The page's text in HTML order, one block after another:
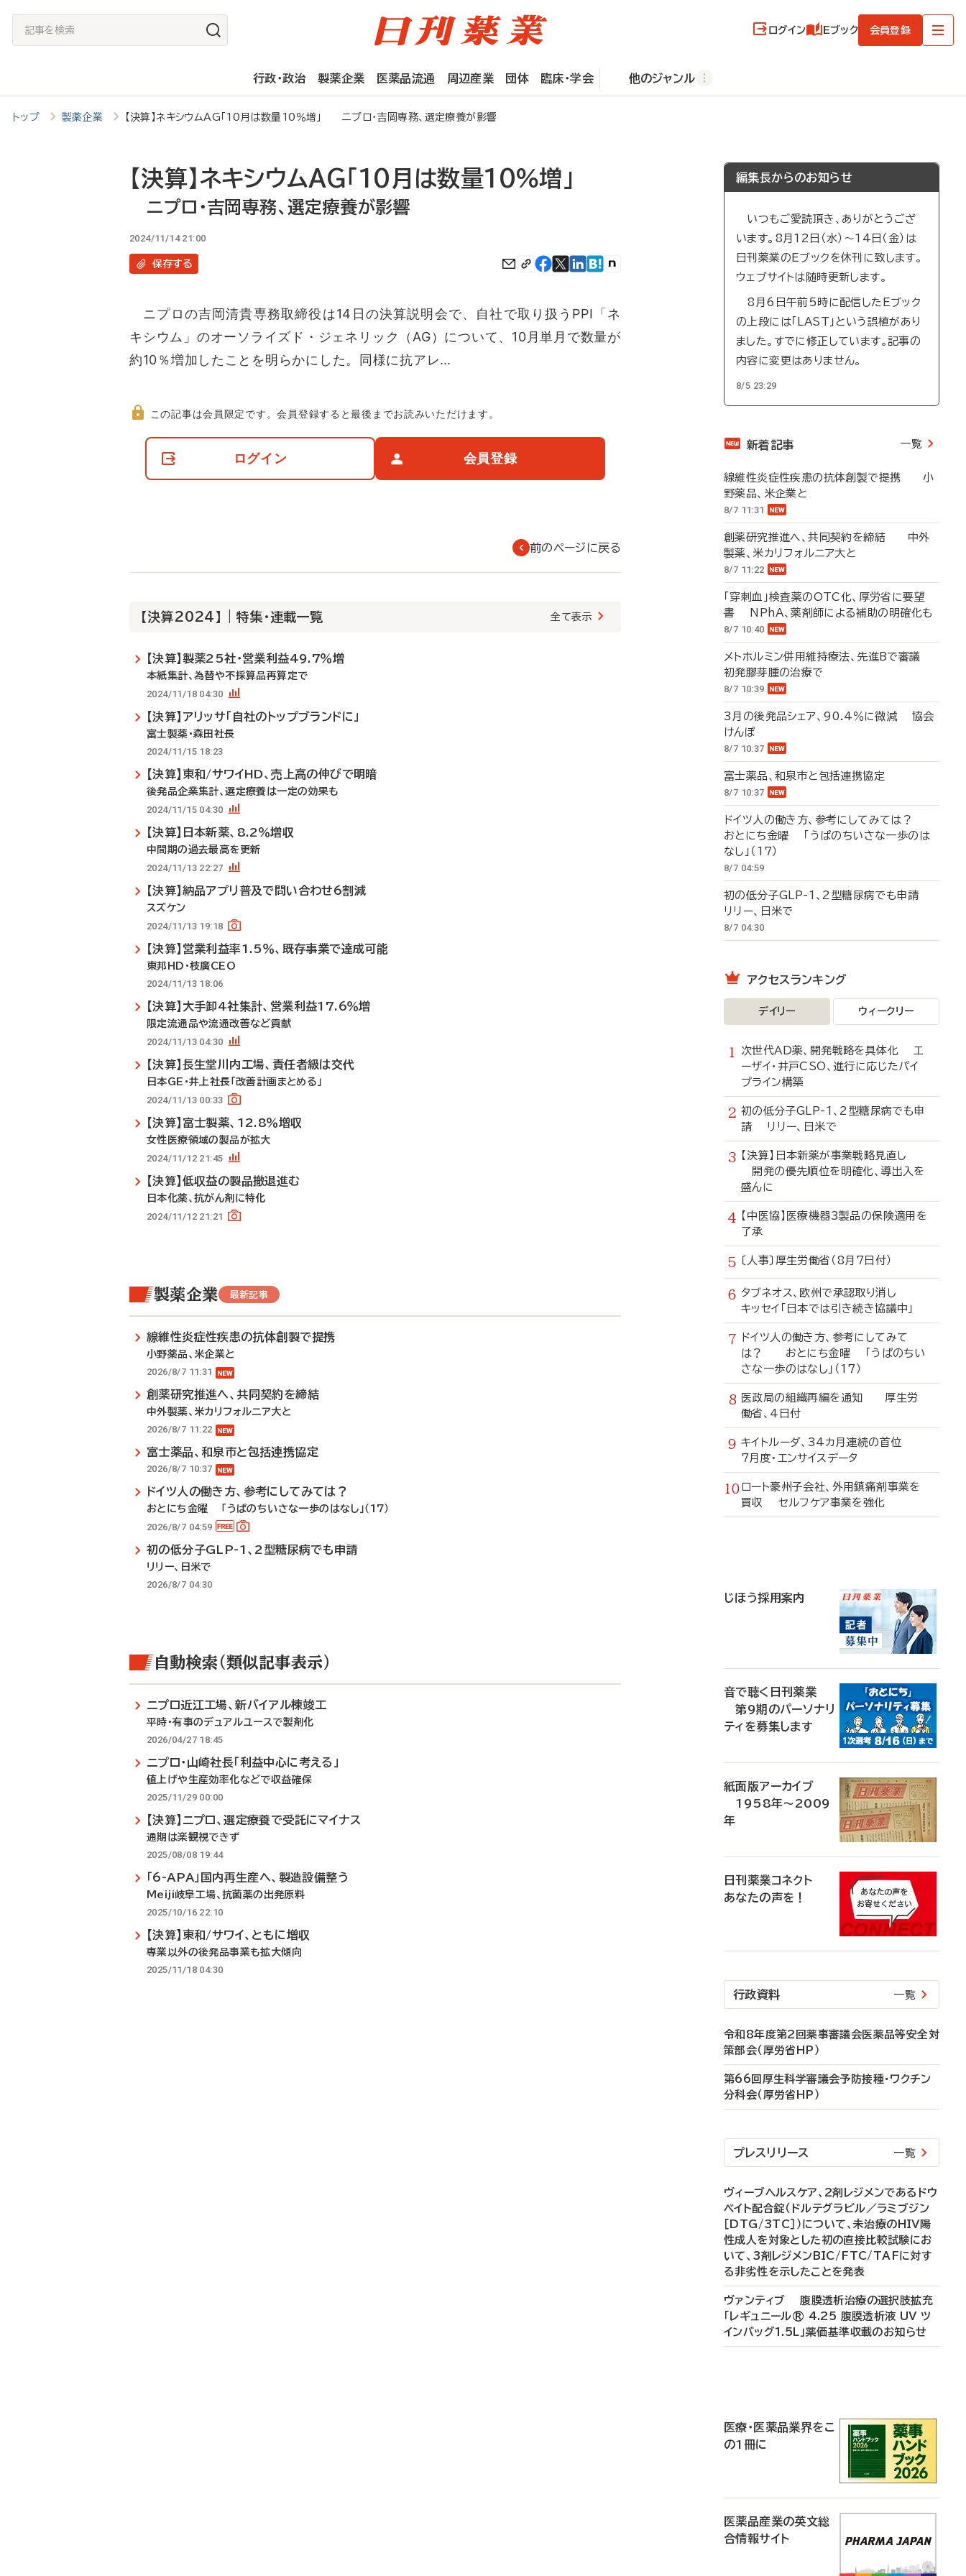
記
事
検
索
ログイン Eブック 会員登録
行政・政治 製薬企業 医薬品流通 周辺産業 団体 臨床・学会 他のジャンル
トップ 製薬企業 【決算】ネキシウムAG「10月は数量10％増」 ニプロ・吉岡専務、選定療養が影響
【決算】ネキシウムAG「10月は数量10％増」
ニプロ・吉岡専務、選定療養が影響
2024/11/14 21:00
保存する
ニプロの吉岡清貴専務取締役は14日の決算説明会で、自社で取り扱うPPI「ネ
キシウム」のオーソライズド・ジェネリック（AG）について、10月単月で数量が
約10％増加したことを明らかにした。同様に抗アレ…
て
この記事は会員限定です。会員登録すると最後までお読みいただけます。
ログイン 会員登録
前のページに戻る
【決算2024】 | 特集・連載一覧 全て表示
【決算】製薬25社・営業利益49.7％増
本紙集計、為替や不採算品再算定で
2024/11/18 04:30
【決算】アリッサ「自社のトップブランドに」
富士製薬・森田社長
2024/11/15 18:23
【決算】東和/サワイHD、売上高の伸びで明暗
後発品企業集計、選定療養は一定の効果も
2024/11/15 04:30
【決算】日本新薬、8.2％増収
中間期の過去最高を更新
2024/11/13 22:27
【決算】納品アプリ普及で問い合わせ6割減
スズケン
2024/11/13 19:18
【決算】営業利益率1.5％、既存事業で達成可能
東邦HD・枝廣CEO
2024/11/13 18:06
【決算】大手卸4社集計、営業利益17.6％増
限定流通品や流通改善など貢献
2024/11/13 04:30
【決算】長生堂川内工場、責任者級は交代
日本GE・井上社長「改善計画まとめる」
2024/11/13 00:33
【決算】富士製薬、12.8％増収
女性医療領域の製品が拡大
2024/11/12 21:45
【決算】低収益の製品撤退進む
日本化薬、抗がん剤に特化
2024/11/12 21:21
製薬企業 最新記事
線維性炎症性疾患の抗体創製で提携
小野薬品、米企業と
2026/8/7 11:31
創薬研究推進へ、共同契約を締結
中外製薬、米カリフォルニア大と
2026/8/7 11:22
富士薬品、和泉市と包括連携協定
2026/8/7 10:37
ドイツ人の働き方、参考にしてみては？
おとにち金曜 「うぱのちいさな一歩のはなし」（17）
2026/8/7 04:59
初の低分子GLP-1、2型糖尿病でも申請
リリー、日米で
2026/8/7 04:30
自動検索（類似記事表示）
ニプロ近江工場、新バイアル棟竣工
平時・有事のデュアルユースで製剤化
2026/04/27 18:45
ニプロ・山崎社長「利益中心に考える」
値上げや生産効率化などで収益確保
2025/11/29 00:00
【決算】ニプロ、選定療養で受託にマイナス
通期は楽観視できず
2025/08/08 19:44
「6-APA」国内再生産へ、製造設備整う
Meiji岐阜工場、抗菌薬の出発原料
2025/10/16 22:10
【決算】東和/サワイ、ともに増収
専業以外の後発品事業も拡大傾向
2025/11/18 04:30
編集長からのお知らせ
いつもご愛読頂き、ありがとうござ
います。8月12日（水）～14日（金）は
日刊薬業のEブックを休刊に致します。
ウェブサイトは随時更新します。
8月6日午前5時に配信したEブック
の上段には「LAST」という誤植があり
ました。すでに修正しています。記事の
内容に変更はありません。
8/5 23:29
新着記事 一覧
線維性炎症性疾患の抗体創製で提携 小
野薬品、米企業と
8/7 11:31
創薬研究推進へ、共同契約を締結 中外
製薬、米カリフォルニア大と
8/7 11:22
「穿刺血」検査薬のOTC化、厚労省に要望
書 NPhA、薬剤師による補助の明確化も
8/7 10:40
メトホルミン併用維持療法、先進Bで審議
初発膠芽腫の治療で
8/7 10:39
3月の後発品シェア、90.4％に微減 協会
けんぽ
8/7 10:37
富士薬品、和泉市と包括連携協定
8/7 10:37
ドイツ人の働き方、参考にしてみては？
おとにち金曜 「うぱのちいさな一歩のは
なし」（17）
8/7 04:59
初の低分子GLP-1、2型糖尿病でも申請
リリー、日米で
8/7 04:30
アクセスランキング
デイリー ウィークリー
次世代AD薬、開発戦略を具体化 エ
ーザイ・井戸CSO、進行に応じたパイ
プライン構築
初の低分子GLP-1、2型糖尿病でも申
請 リリー、日米で
【決算】日本新薬が事業戦略見直し
開発の優先順位を明確化、導出入を
盛んに
【中医協】医療機器3製品の保険適用を
了承
〔人事〕厚生労働省（8月7日付）
タブネオス、欧州で承認取り消し
キッセイ「日本では引き続き協議中」
ドイツ人の働き方、参考にしてみて
は？ おとにち金曜 「うぱのちい
さな一歩のはなし」（17）
医政局の組織再編を通知 厚生労
働省、4日付
キイトルーダ、34カ月連続の首位
7月度・エンサイスデータ
ロート豪州子会社、外用鎮痛剤事業を
買収 セルフケア事業を強化
じほう採用案内
音で聴く日刊薬業
第9期のパーソナリ
ティを募集します
紙面版アーカイブ
1958年～2009
年
日刊薬業コネクト
あなたの声を！
行政資料 一覧
令和8年度第2回薬事審議会医薬品等安全対
策部会（厚労省HP）
第66回厚生科学審議会予防接種・ワクチン
分科会（厚労省HP）
プレスリリース 一覧
ヴィーブヘルスケア、2剤レジメンであるドウ
ベイト配合錠（ドルテグラビル／ラミブジン
［DTG/3TC］）について、未治療のHIV陽
性成人を対象とした初の直接比較試験にお
いて、3剤レジメンBIC/FTC/TAFに対す
る非劣性を示したことを発表
ヴァンティブ 腹膜透析治療の選択肢拡充
「レギュニール® 4.25 腹膜透析液 UV ツ
インバッグ1.5L」薬価基準収載のお知らせ
医療・医薬品業界をこ
の1冊に
医薬品産業の英文総
合情報サイト